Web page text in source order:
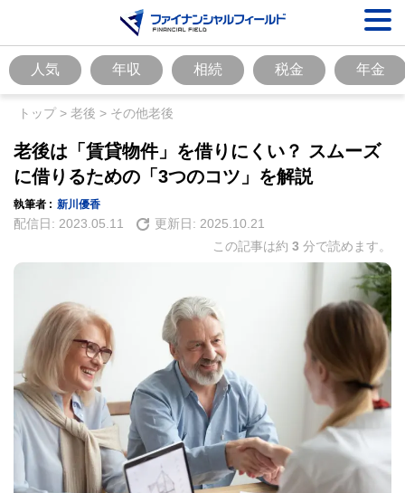
人気 年収 相続 税金 年金
トップ> 老後 > その他老後
老後は「賃貸物件」を借りにくい？ スムーズ
に借りるための「3つのコツ」を解説
執筆者 : 新川優香
配信日: 2023.05.11 更新日: 2025.10.21
この記事は約 3 分で読めます。